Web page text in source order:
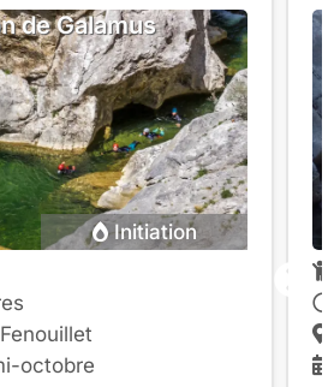
de Galamus
Initiation
octobre